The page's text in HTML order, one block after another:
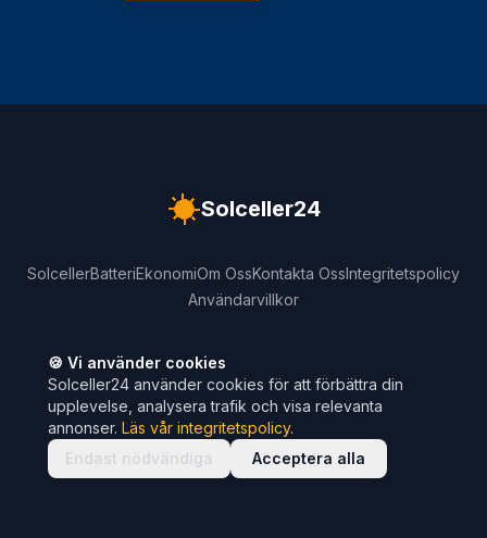
Solceller24
SolcellerBatteriEkonomiOm OssKontakta OssIntegritetspolicy
Användarvillkor
🍪 Vi använder cookies
Solceller24 använder cookies för att förbättra din
upplevelse, analysera trafik och visa relevanta
annonser. Läs vår integritetspolicy.
Endast nödvändiga
Acceptera alla